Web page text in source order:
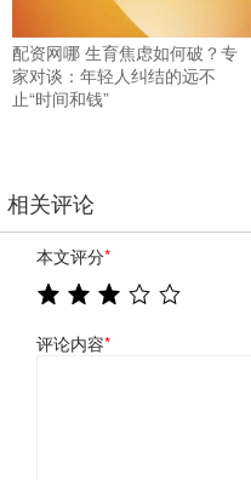
配资网哪 生育焦虑如何破？专
家对谈：年轻人纠结的远不
止“时间和钱”
相关评论
本文评分*
评论内容*